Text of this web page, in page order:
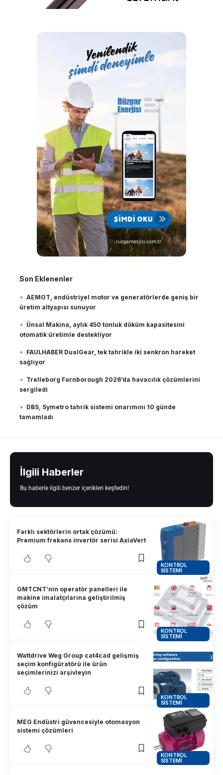
Son Eklenenler
AEMOT, endüstriyel motor ve generatörlerde geniş bir
üretim altyapısı sunuyor
Ünsal Makina, aylık 450 tonluk döküm kapasitesini
otomatik üretimle destekliyor
FAULHABER DualGear, tek tahrikle iki senkron hareket
sağlıyor
Trelleborg Farnborough 2026’da havacılık çözümlerini
sergiledi
DBS, Symetro tahrik sistemi onarımını 10 günde
tamamladı
İlgili Haberler
Bu haberle ilgili benzer içerikleri keşfedin!
KONTROL
SISTEMI
Farklı sektörlerin ortak çözümü:
Premium frekans invertör serisi AxiaVert
KONTROL
SISTEMI
GMTCNT’nin operatör panelleri ile
makine imalatçılarına geliştirilmiş
çözüm
KONTROL
SISTEMI
Wattdrive Weg Group cat4cad gelişmiş
seçim konfigüratörü ile ürün
seçimlerinizi arşivleyin
KONTROL
SISTEMI
MEG Endüstri güvencesiyle otomasyon
sistemi çözümleri